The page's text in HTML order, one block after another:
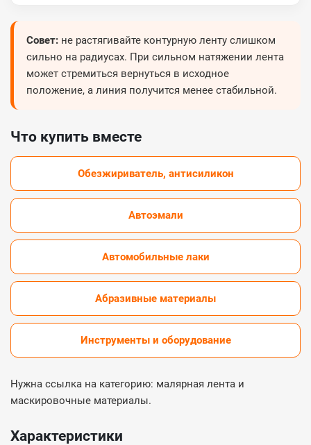
Совет: не растягивайте контурную ленту слишком
сильно на радиусах. При сильном натяжении лента
может стремиться вернуться в исходное
положение, а линия получится менее стабильной.
Что купить вместе
Обезжириватель, антисиликон
Автоэмали
Автомобильные лаки
Абразивные материалы
Инструменты и оборудование
Нужна ссылка на категорию: малярная лента и
маскировочные материалы.
Характеристики